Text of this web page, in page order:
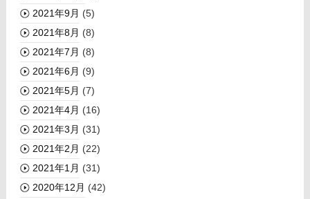
2021年9月 (5)
2021年8月 (8)
2021年7月 (8)
2021年6月 (9)
2021年5月 (7)
2021年4月 (16)
2021年3月 (31)
2021年2月 (22)
2021年1月 (31)
2020年12月 (42)